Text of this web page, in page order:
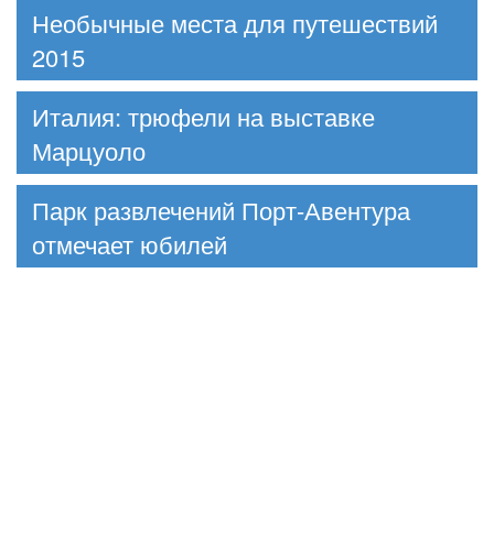
Необычные места для путешествий
2015
Италия: трюфели на выставке
Марцуоло
Парк развлечений Порт-Авентура
отмечает юбилей